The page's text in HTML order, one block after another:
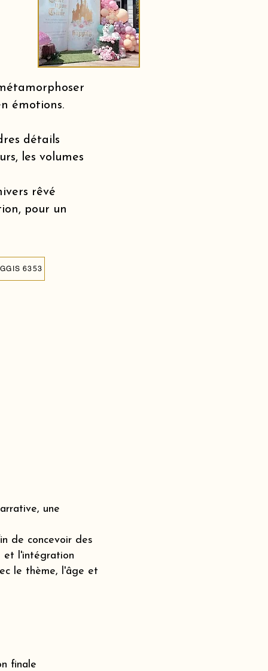
émotions.
détails
les volumes
rêvé
pour un
6353
une
de concevoir des
et l'intégration
le thème, l'âge et
finale